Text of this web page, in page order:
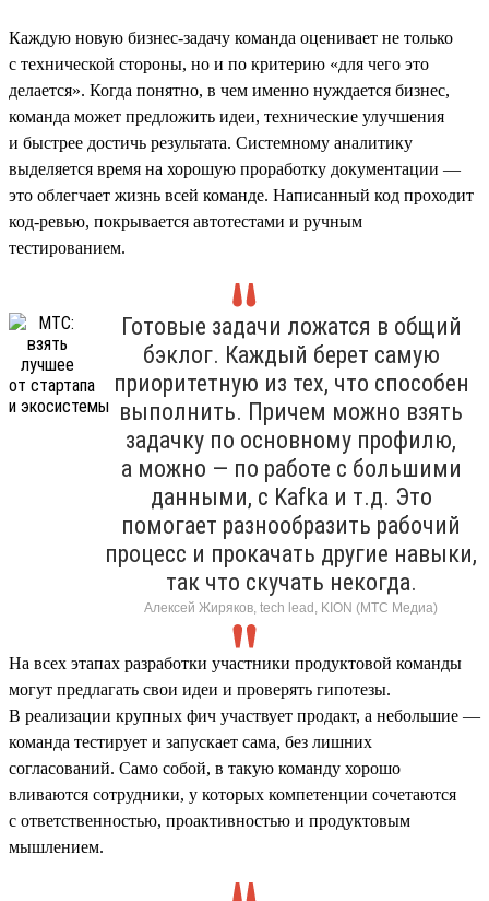
Каждую новую бизнес-задачу команда оценивает не только
с технической стороны, но и по критерию «для чего это
делается». Когда понятно, в чем именно нуждается бизнес,
команда может предложить идеи, технические улучшения
и быстрее достичь результата. Системному аналитику
выделяется время на хорошую проработку документации —
это облегчает жизнь всей команде. Написанный код проходит
код-ревью, покрывается автотестами и ручным
тестированием.
Готовые задачи ложатся в общий
бэклог. Каждый берет самую
приоритетную из тех, что способен
выполнить. Причем можно взять
задачку по основному профилю,
а можно — по работе с большими
данными, с Kafka и т.д. Это
помогает разнообразить рабочий
процесс и прокачать другие навыки,
так что скучать некогда.
Алексей Жиряков, tech lead, KION (МТС Медиа)
На всех этапах разработки участники продуктовой команды
могут предлагать свои идеи и проверять гипотезы.
В реализации крупных фич участвует продакт, а небольшие —
команда тестирует и запускает сама, без лишних
согласований. Само собой, в такую команду хорошо
вливаются сотрудники, у которых компетенции сочетаются
с ответственностью, проактивностью и продуктовым
мышлением.